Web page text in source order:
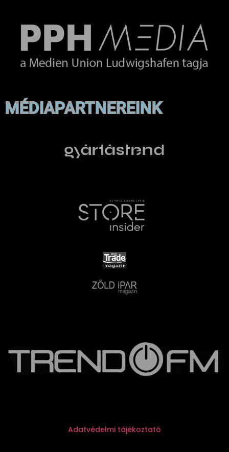
MÉDIAPARTNEREINK
Adatvédelmi tájékoztató